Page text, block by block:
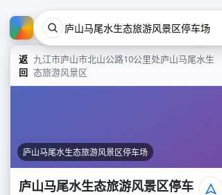
返
回
九江市庐山市北山公路10公里处庐山马尾水生
态旅游风景区
庐山马尾水生态旅游风景区停车场
庐山马尾水生态旅游风景区停车